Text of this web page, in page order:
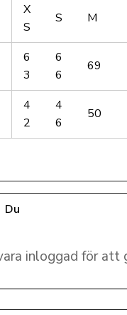
X
S
S M
6
3
6
6
69
4
2
4
6
50
Du